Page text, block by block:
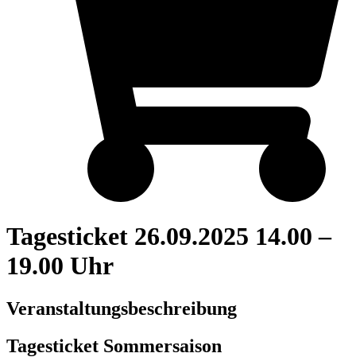
Tagesticket 26.09.2025 14.00 –
19.00 Uhr
Veranstaltungsbeschreibung
Tagesticket Sommersaison